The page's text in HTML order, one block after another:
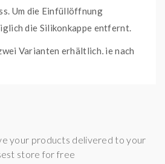
Um die Einfüllöffnung
die Silikonkappe entfernt.
Varianten erhältlich, je nach
für das Mouth-to-Lung
empfohlen bei einer Leistung
your products delivered to your
store for free